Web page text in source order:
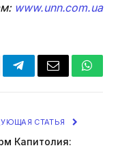
www.unn.com.ua
TelegramEmail
СТАТЬЯ
Капитолия: